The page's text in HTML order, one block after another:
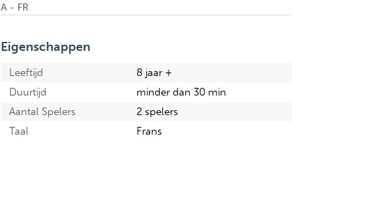
A - FR
Eigenschappen
Leeftijd
8 jaar +
Duurtijd
minder dan 30 min
Aantal Spelers
2 spelers
Taal
Frans